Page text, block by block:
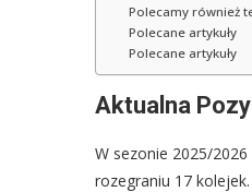
Polecamy również
Polecane artykuły
Polecane artykuły
Aktualna
W sezonie 2025/
rozegraniu 17